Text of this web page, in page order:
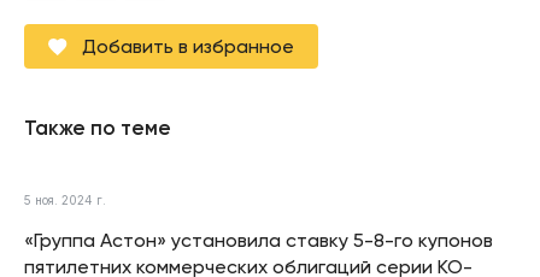
Добавить в избранное
Также по теме
5 ноя. 2024 г.
«Группа Астон» установила ставку 5-8-го купонов
пятилетних коммерческих облигаций серии КО-